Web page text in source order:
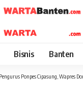
Bisnis Banten
Ponpes Cipasung, Wapres Dorong Santri